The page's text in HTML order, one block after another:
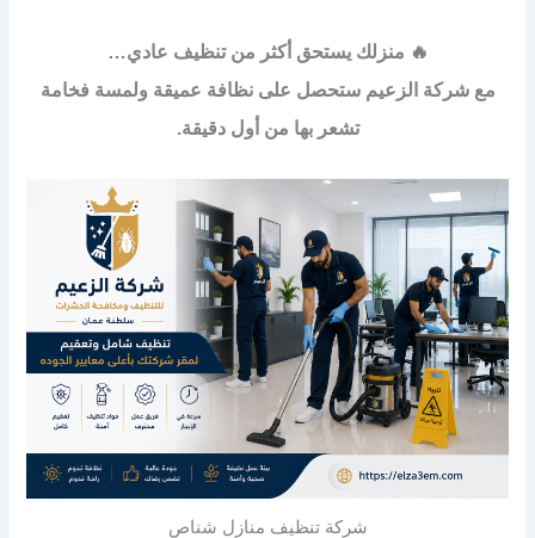
🔥 منزلك يستحق أكثر من تنظيف عادي…
مع شركة الزعيم ستحصل على نظافة عميقة ولمسة فخامة
تشعر بها من أول دقيقة.
شركة تنظيف منازل شناص